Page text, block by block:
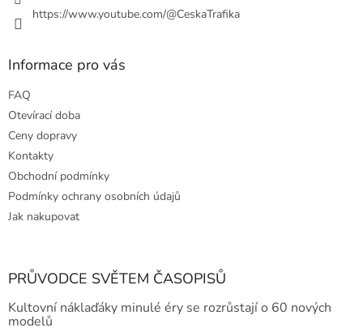
https://www.youtube.com/@CeskaTrafika
Informace pro vás
FAQ
Otevírací doba
Ceny dopravy
Kontakty
Obchodní podmínky
Podmínky ochrany osobních údajů
Jak nakupovat
PRŮVODCE SVĚTEM ČASOPISŮ
Kultovní náklaďáky minulé éry se rozrůstají o 60 nových
modelů